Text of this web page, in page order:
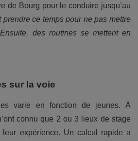
de Bourg pour le conduire jusqu’au
prendre ce temps pour ne pas mettre
des routines se mettent en
sur la voie
varie en fonction de jeunes. À
connu que 2 ou 3 lieux de stage
expérience. Un calcul rapide a